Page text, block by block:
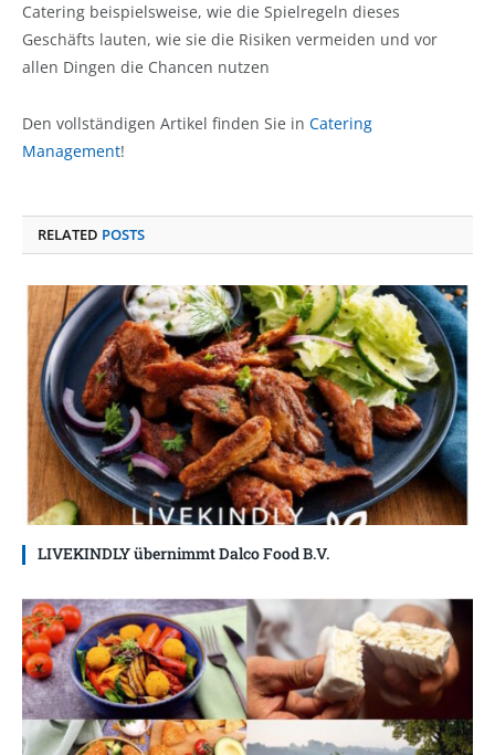
Catering beispielsweise, wie die Spielregeln dieses
Geschäfts lauten, wie sie die Risiken vermeiden und vor
allen Dingen die Chancen nutzen
Den vollständigen Artikel finden Sie in Catering
Management!
RELATED POSTS
LIVEKINDLY übernimmt Dalco Food B.V.